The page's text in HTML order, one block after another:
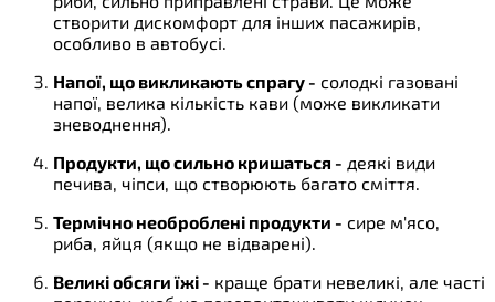
створити дискомфорт для інших пасажирів,
особливо в автобусі.
Напої, що викликають спрагу - солодкі газовані
напої, велика кількість кави (може викликати
зневоднення).
Продукти, що сильно кришаться - деякі види
печива, чіпси, що створюють багато сміття.
Термічно необроблені продукти - сире м'ясо,
риба, яйця (якщо не відварені).
Великі обсяги їжі - краще брати невеликі, але часті